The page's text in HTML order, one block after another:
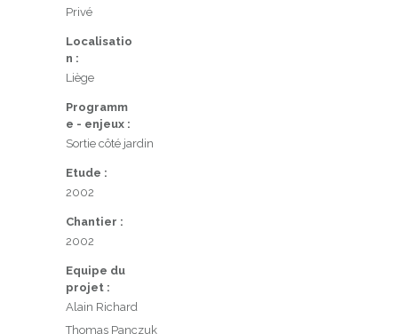
Privé
Localisatio
n :
Liège
Programm
e - enjeux :
Sortie côté jardin
Etude :
2002
Chantier :
2002
Equipe du
projet :
Alain Richard
Thomas Panczuk